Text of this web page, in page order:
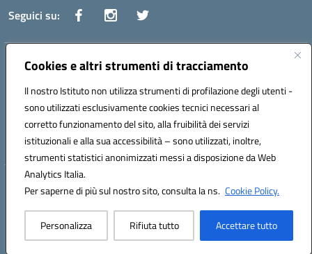
Cookies e altri strumenti di tracciamento
Il nostro Istituto non utilizza strumenti di profilazione degli utenti -
sono utilizzati esclusivamente cookies tecnici necessari al
corretto funzionamento del sito, alla fruibilità dei servizi
istituzionali e alla sua accessibilità – sono utilizzati, inoltre,
strumenti statistici anonimizzati messi a disposizione da Web
Analytics Italia.
Per saperne di più sul nostro sito, consulta la ns. Cookie Policy.
Personalizza Rifiuta tutto Accettare tutto
Seguici su:
Indirizzo:Via Vaccari n.5 e Via Falcone n.20 - 91025 Marsala
Posta elettronica certificata (PEC):tppm03000q@pec.istruzione.it
Codice fiscale: 82004490817
Codice meccanografico: TPPM03000Q
Hosting & Powered by 3D Solution S.r.l.
Concept & Design by Designers Italia